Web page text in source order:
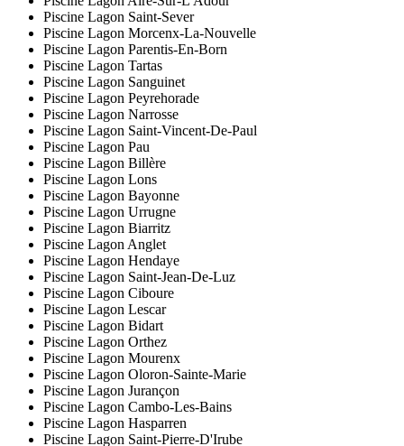
Piscine Lagon Saint-Sever
Piscine Lagon Morcenx-La-Nouvelle
Piscine Lagon Parentis-En-Born
Piscine Lagon Tartas
Piscine Lagon Sanguinet
Piscine Lagon Peyrehorade
Piscine Lagon Narrosse
Piscine Lagon Saint-Vincent-De-Paul
Piscine Lagon Pau
Piscine Lagon Billère
Piscine Lagon Lons
Piscine Lagon Bayonne
Piscine Lagon Urrugne
Piscine Lagon Biarritz
Piscine Lagon Anglet
Piscine Lagon Hendaye
Piscine Lagon Saint-Jean-De-Luz
Piscine Lagon Ciboure
Piscine Lagon Lescar
Piscine Lagon Bidart
Piscine Lagon Orthez
Piscine Lagon Mourenx
Piscine Lagon Oloron-Sainte-Marie
Piscine Lagon Jurançon
Piscine Lagon Cambo-Les-Bains
Piscine Lagon Hasparren
Piscine Lagon Saint-Pierre-D'Irube